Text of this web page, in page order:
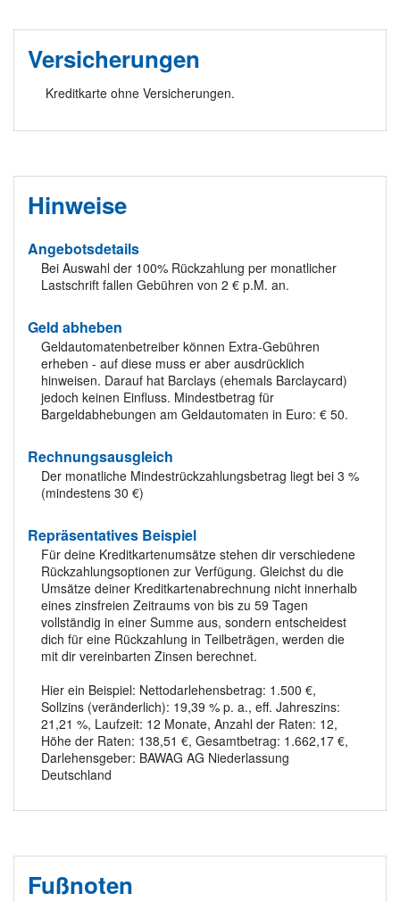
Versicherungen
Kreditkarte ohne Versicherungen.
Hinweise
Angebotsdetails
Bei Auswahl der 100% Rückzahlung per monatlicher
Lastschrift fallen Gebühren von 2 € p.M. an.
Geld abheben
Geldautomatenbetreiber können Extra-Gebühren
erheben - auf diese muss er aber ausdrücklich
hinweisen. Darauf hat Barclays (ehemals Barclaycard)
jedoch keinen Einfluss. Mindestbetrag für
Bargeldabhebungen am Geldautomaten in Euro: € 50.
Rechnungsausgleich
Der monatliche Mindestrückzahlungsbetrag liegt bei 3 %
(mindestens 30 €)
Repräsentatives Beispiel
Für deine Kreditkartenumsätze stehen dir verschiedene
Rückzahlungsoptionen zur Verfügung. Gleichst du die
Umsätze deiner Kreditkartenabrechnung nicht innerhalb
eines zinsfreien Zeitraums von bis zu 59 Tagen
vollständig in einer Summe aus, sondern entscheidest
dich für eine Rückzahlung in Teilbeträgen, werden die
mit dir vereinbarten Zinsen berechnet.
Hier ein Beispiel: Nettodarlehensbetrag: 1.500 €,
Sollzins (veränderlich): 19,39 % p. a., eff. Jahreszins:
21,21 %, Laufzeit: 12 Monate, Anzahl der Raten: 12,
Höhe der Raten: 138,51 €, Gesamtbetrag: 1.662,17 €,
Darlehensgeber: BAWAG AG Niederlassung
Deutschland
Fußnoten